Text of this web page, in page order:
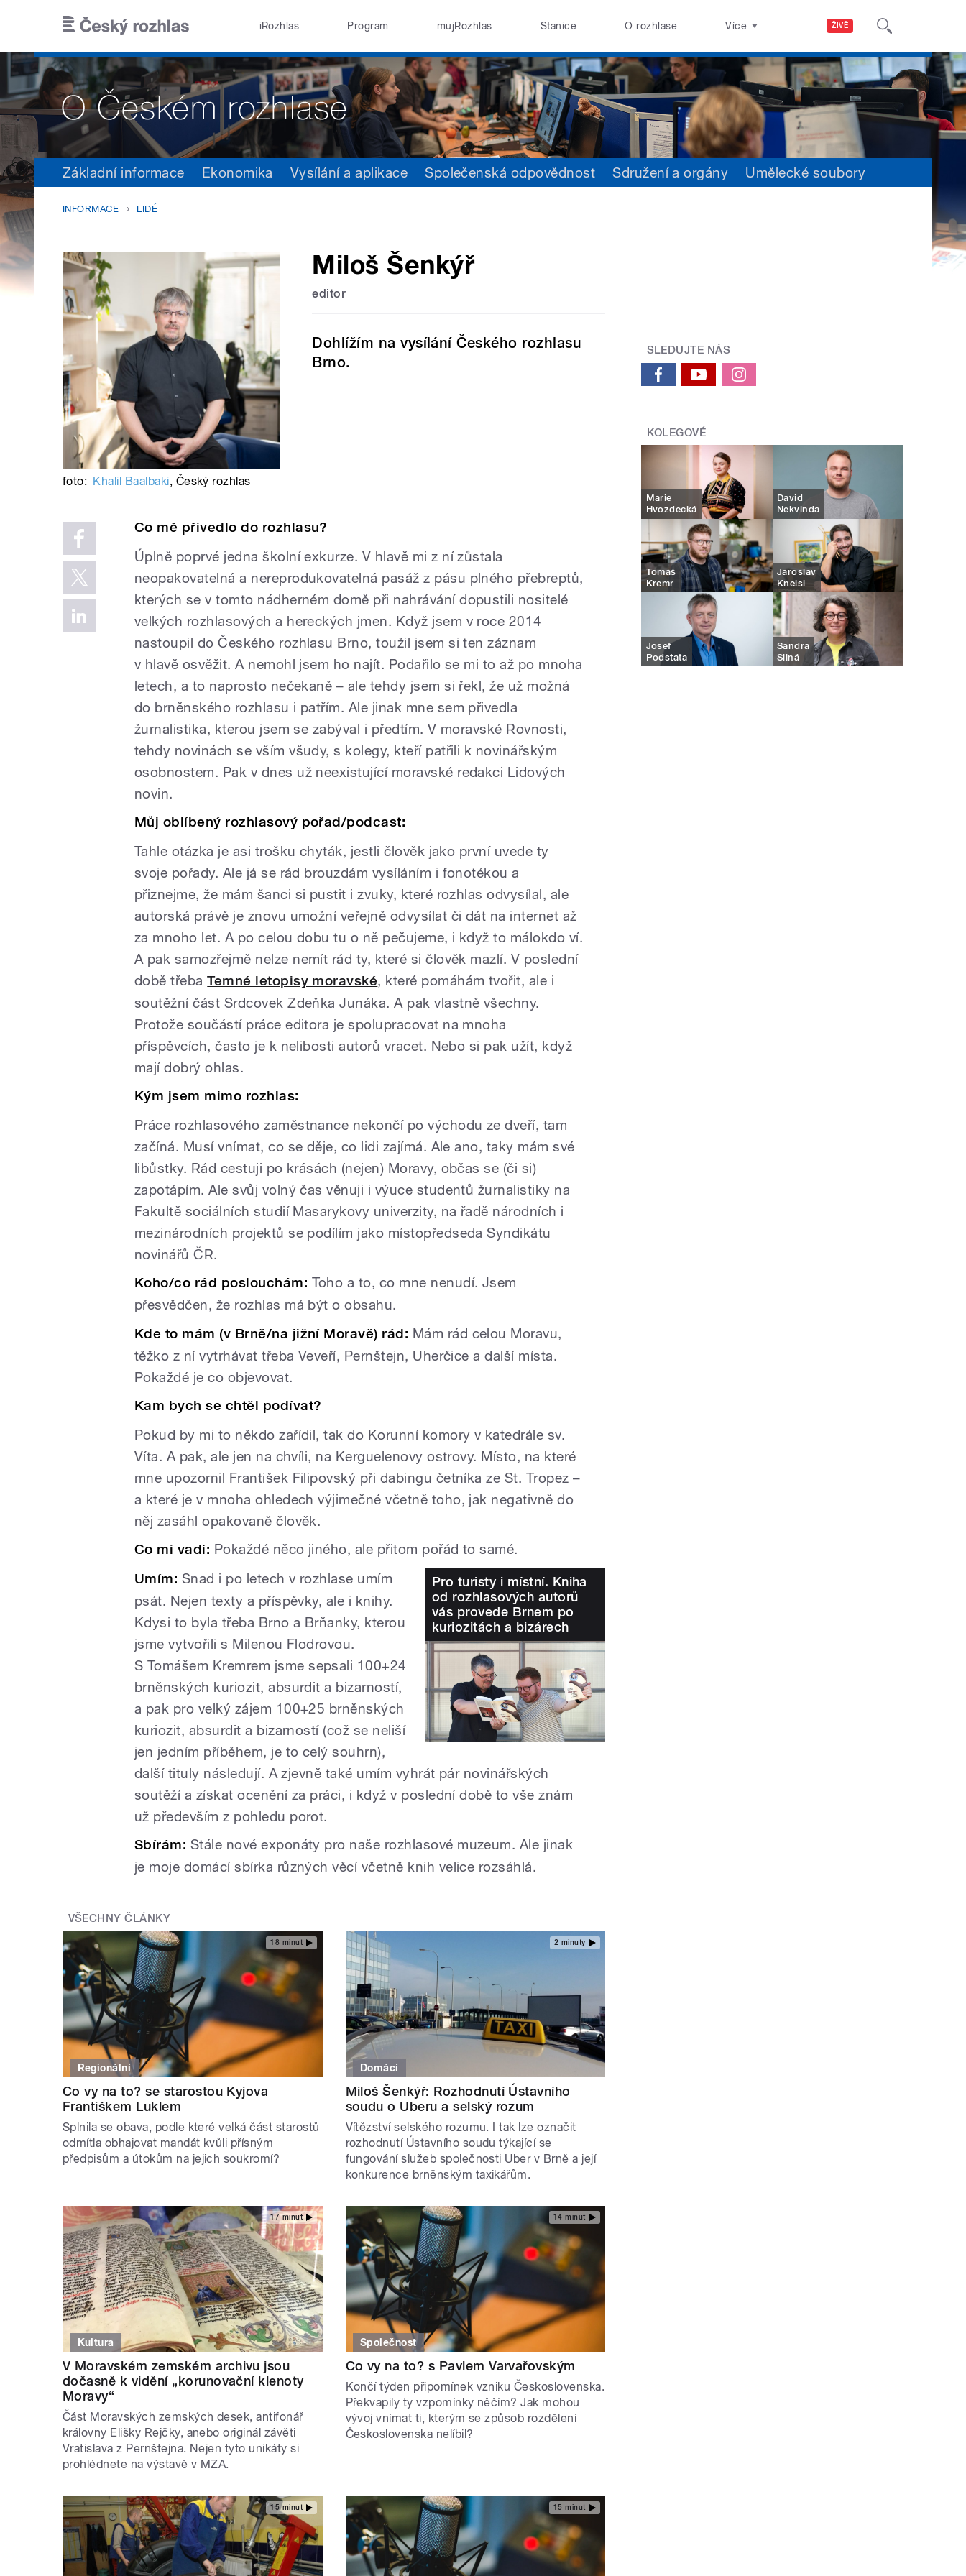
ŽIVĚ
iRozhlas Program mujRozhlas Stanice O rozhlase Více
Základní informace Ekonomika Vysílání a aplikace Společenská odpovědnost Sdružení a orgány Umělecké soubory
INFORMACE LIDÉ
Miloš Šenkýř
editor
Dohlížím na vysílání Českého rozhlasu
Brno.
foto: Khalil Baalbaki, Český rozhlas
Co mě přivedlo do rozhlasu?
Úplně poprvé jedna školní exkurze. V hlavě mi z ní zůstala
neopakovatelná a nereprodukovatelná pasáž z pásu plného přebreptů,
kterých se v tomto nádherném domě při nahrávání dopustili nositelé
velkých rozhlasových a hereckých jmen. Když jsem v roce 2014
nastoupil do Českého rozhlasu Brno, toužil jsem si ten záznam
v hlavě osvěžit. A nemohl jsem ho najít. Podařilo se mi to až po mnoha
letech, a to naprosto nečekaně – ale tehdy jsem si řekl, že už možná
do brněnského rozhlasu i patřím. Ale jinak mne sem přivedla
žurnalistika, kterou jsem se zabýval i předtím. V moravské Rovnosti,
tehdy novinách se vším všudy, s kolegy, kteří patřili k novinářským
osobnostem. Pak v dnes už neexistující moravské redakci Lidových
novin.
Můj oblíbený rozhlasový pořad/podcast:
Tahle otázka je asi trošku chyták, jestli člověk jako první uvede ty
svoje pořady. Ale já se rád brouzdám vysíláním i fonotékou a
přiznejme, že mám šanci si pustit i zvuky, které rozhlas odvysílal, ale
autorská právě je znovu umožní veřejně odvysílat či dát na internet až
za mnoho let. A po celou dobu tu o ně pečujeme, i když to málokdo ví.
A pak samozřejmě nelze nemít rád ty, které si člověk mazlí. V poslední
době třebaTemné letopisy moravské, které pomáhám tvořit, ale i
soutěžní část Srdcovek Zdeňka Junáka. A pak vlastně všechny.
Protože součástí práce editora je spolupracovat na mnoha
příspěvcích, často je k nelibosti autorů vracet. Nebo si pak užít, když
mají dobrý ohlas.
Kým jsem mimo rozhlas:
Práce rozhlasového zaměstnance nekončí po východu ze dveří, tam
začíná. Musí vnímat, co se děje, co lidi zajímá. Ale ano, taky mám své
libůstky. Rád cestuji po krásách (nejen) Moravy, občas se (či si)
zapotápím. Ale svůj volný čas věnuji i výuce studentů žurnalistiky na
Fakultě sociálních studií Masarykovy univerzity, na řadě národních i
mezinárodních projektů se podílím jako místopředseda Syndikátu
novinářů ČR.
Koho/co rád poslouchám: Toho a to, co mne nenudí. Jsem
přesvědčen, že rozhlas má být o obsahu.
Kde to mám (v Brně/na jižní Moravě) rád: Mám rád celou Moravu,
těžko z ní vytrhávat třeba Veveří, Pernštejn, Uherčice a další místa.
Pokaždé je co objevovat.
Kam bych se chtěl podívat?
Pokud by mi to někdo zařídil, tak do Korunní komory v katedrále sv.
Víta. A pak, ale jen na chvíli, na Kerguelenovy ostrovy. Místo, na které
mne upozornil František Filipovský při dabingu četníka ze St. Tropez –
a které je v mnoha ohledech výjimečné včetně toho, jak negativně do
něj zasáhl opakovaně člověk.
Co mi vadí: Pokaždé něco jiného, ale přitom pořád to samé.
Pro turisty i místní. Kniha
od rozhlasových autorů
vás provede Brnem po
kuriozitách a bizárech
Umím: Snad i po letech v rozhlase umím
psát. Nejen texty a příspěvky, ale i knihy.
Kdysi to byla třeba Brno a Brňanky, kterou
jsme vytvořili s Milenou Flodrovou.
S Tomášem Kremrem jsme sepsali 100+24
brněnských kuriozit, absurdit a bizarností,
a pak pro velký zájem 100+25 brněnských
kuriozit, absurdit a bizarností (což se neliší
jen jedním příběhem, je to celý souhrn),
další tituly následují. A zjevně také umím vyhrát pár novinářských
soutěží a získat ocenění za práci, i když v poslední době to vše znám
už především z pohledu porot.
Sbírám: Stále nové exponáty pro naše rozhlasové muzeum. Ale jinak
je moje domácí sbírka různých věcí včetně knih velice rozsáhlá.
VŠECHNY ČLÁNKY
18 minut
Regionální
Co vy na to? se starostou Kyjova
Františkem Luklem
Splnila se obava, podle které velká část starostů
odmítla obhajovat mandát kvůli přísným
předpisům a útokům na jejich soukromí?
2 minuty
Domácí
Miloš Šenkýř: Rozhodnutí Ústavního
soudu o Uberu a selský rozum
Vítězství selského rozumu. I tak lze označit
rozhodnutí Ústavního soudu týkající se
fungování služeb společnosti Uber v Brně a její
konkurence brněnským taxikářům.
17 minut
Kultura
V Moravském zemském archivu jsou
dočasně k vidění „korunovační klenoty
Moravy“
Část Moravských zemských desek, antifonář
královny Elišky Rejčky, anebo originál závěti
Vratislava z Pernštejna. Nejen tyto unikáty si
prohlédnete na výstavě v MZA.
14 minut
Společnost
Co vy na to? s Pavlem Varvařovským
Končí týden připomínek vzniku Československa.
Překvapily ty vzpomínky něčím? Jak mohou
vývoj vnímat ti, kterým se způsob rozdělení
Československa nelíbil?
15 minut 15 minut
SLEDUJTE NÁS
KOLEGOVÉ
Marie
Hvozdecká
David
Nekvinda
Tomáš
Kremr
Jaroslav
Kneisl
Josef
Podstata
Sandra
Silná